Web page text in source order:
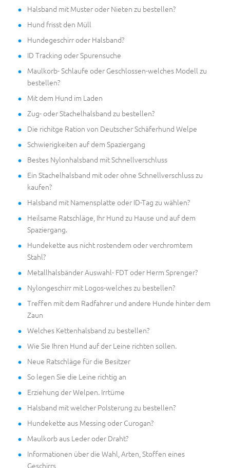
Halsband mit Muster oder Nieten zu bestellen?
Hund frisst den Müll
Hundegeschirr oder Halsband?
ID Tracking oder Spurensuche
Maulkorb- Schlaufe oder Geschlossen-welches Modell zu
bestellen?
Mit dem Hund im Laden
Zug- oder Stachelhalsband zu bestellen?
Die richitge Ration von Deutscher Schäferhund Welpe
Schwierigkeiten auf dem Spaziergang
Bestes Nylonhalsband mit Schnellverschluss
Ein Stachelhalsband mit oder ohne Schnellverschluss zu
kaufen?
Halsband mit Namensplatte oder ID-Tag zu wählen?
Heilsame Ratschläge, Ihr Hund zu Hause und auf dem
Spaziergang.
Hundekette aus nicht rostendem oder verchromtem
Stahl?
Metallhalsbänder Auswahl- FDT oder Herm Sprenger?
Nylongeschirr mit Logos-welches zu bestellen?
Treffen mit dem Radfahrer und andere Hunde hinter dem
Zaun
Welches Kettenhalsband zu bestellen?
Wie Sie Ihren Hund auf der Leine richten sollen.
Neue Ratschläge für die Besitzer
So legen Sie die Leine richtig an
Erziehung der Welpen. Irrtüme
Halsband mit welcher Polsterung zu bestellen?
Hundekette aus Messing oder Curogan?
Maulkorb aus Leder oder Draht?
Informationen über die Wahl, Arten, Stoffen eines
Geschirrs